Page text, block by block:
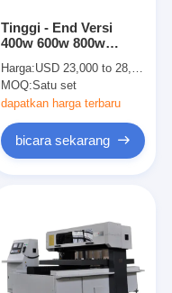
Tinggi - End Versi
400w 600w 800w
Untuk Die pembuat
Dewan
Harga:USD 23,000 to 28,000 per set
MOQ:Satu set
dapatkan harga terbaru
bicara sekarang